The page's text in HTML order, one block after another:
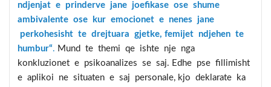
ndjenjat e prinderve jane joefikase ose shume
ambivalente ose kur emocionet e nenes jane
perkohesisht te drejtuara gjetke, femijet ndjehen te
humbur“. Mund te themi qe ishte nje nga
konkluzionet e psikoanalizes se saj. Edhe pse fillimisht
e aplikoi ne situaten e saj personale, kjo deklarate ka